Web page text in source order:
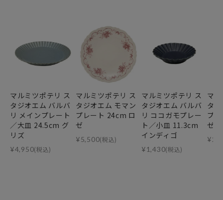
・長時間食品を入れたままでのご使用はお避け下さい。
・ご使用後はすぐに汚れを落とし、よく乾燥させてから収納
して下さい。
マルミツポテリ ス
タジオエム バルバ
リ メインプレート
／大皿 24.5cm グ
リズ
¥4,950(税込)
マルミツポテリ ス
タジオエム モマン
プレート 24cm ロ
ゼ
¥5,500(税込)
マルミツポテリ ス
タジオエム バルバ
リ ココガモプレー
ト／小皿 11.3cm
インディゴ
¥1,430(税込)
マ
タ
プ
ゼ
¥